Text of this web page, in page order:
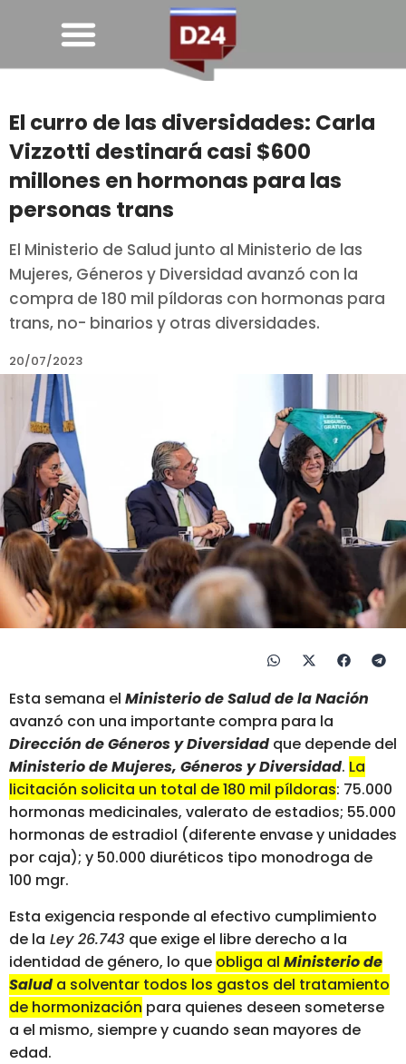
El curro de las diversidades: Carla
Vizzotti destinará casi $600
millones en hormonas para las
personas trans
El Ministerio de Salud junto al Ministerio de las
Mujeres, Géneros y Diversidad avanzó con la
compra de 180 mil píldoras con hormonas para
trans, no- binarios y otras diversidades.
20/07/2023
Esta semana el Ministerio de Salud de la Nación
avanzó con una importante compra para la
Dirección de Géneros y Diversidad que depende del
Ministerio de Mujeres, Géneros y Diversidad. La
licitación solicita un total de 180 mil píldoras: 75.000
hormonas medicinales, valerato de estadios; 55.000
hormonas de estradiol (diferente envase y unidades
por caja); y 50.000 diuréticos tipo monodroga de
100 mgr.
Esta exigencia responde al efectivo cumplimiento
de la Ley 26.743 que exige el libre derecho a la
identidad de género, lo que obliga al Ministerio de
Salud a solventar todos los gastos del tratamiento
de hormonización para quienes deseen someterse
a el mismo, siempre y cuando sean mayores de
edad.